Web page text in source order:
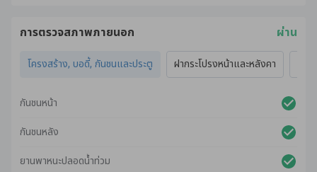
การตรวจสภาพภายนอก ผ่าน
โครงสร้าง, บอดี้, กันชนและประตู ฝากระโปรงหน้าและหลังคา
กันชนหน้า
กันชนหลัง
ยานพาหนะปลอดน้ําท่วม